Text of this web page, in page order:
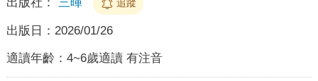
追蹤
出版日： 2026/01/26
適讀年齡： 4~6歲適讀 有注音